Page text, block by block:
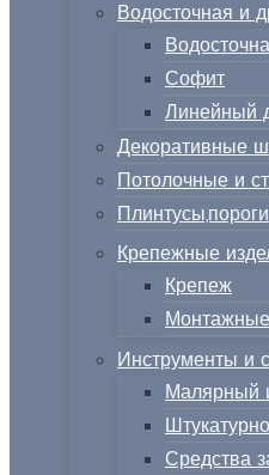
Водосточная и
Софит
Линейный
Декоративные
Потолочные и
Плинтусы,пороги
Крепежные
Крепеж
Инструменты и
Малярный
Средства